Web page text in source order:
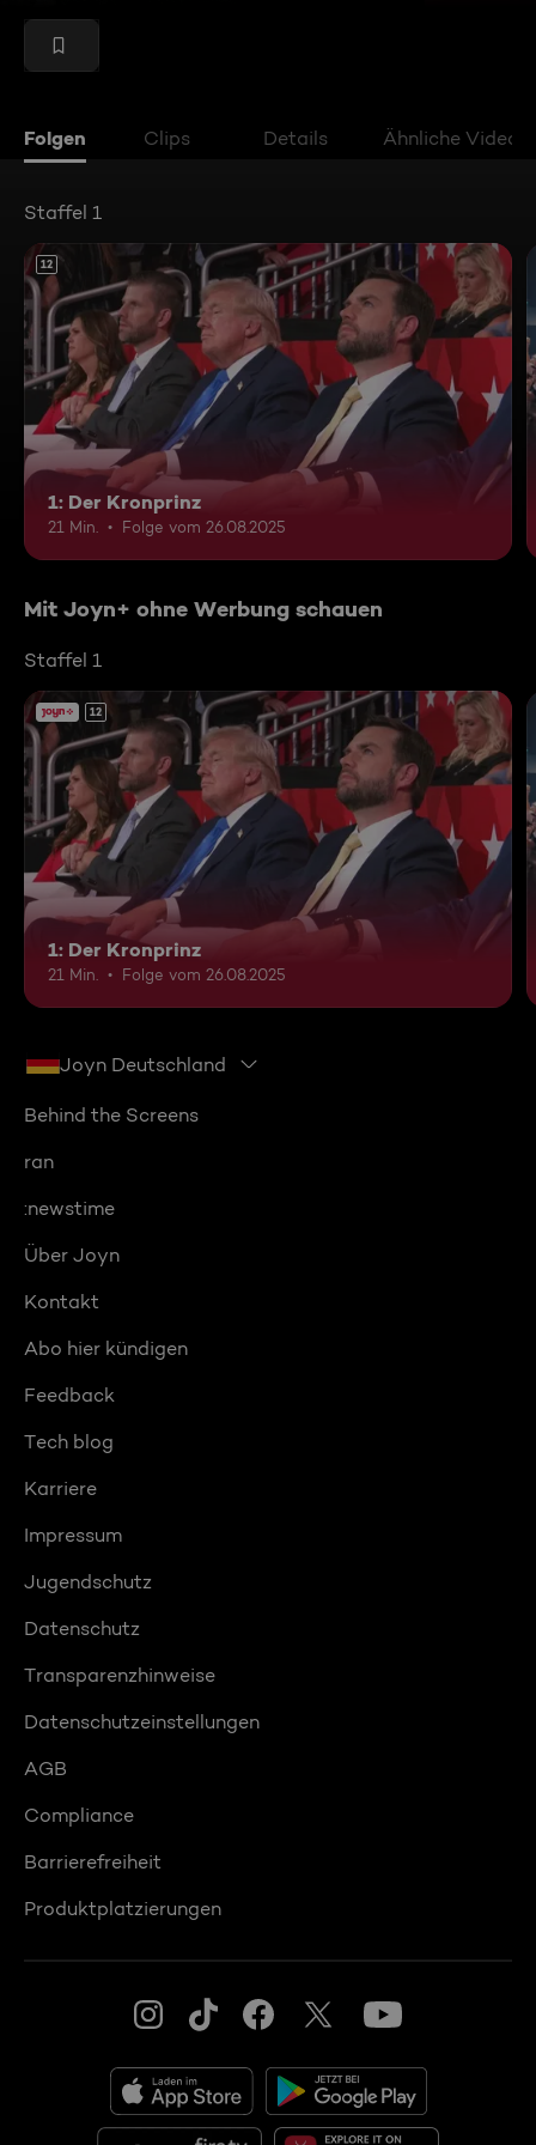
Folgen Clips Details Ähnliche Videos
Staffel 1
12
1: Der Kronprinz
21 Min. Folge vom 26.08.2025
Mit Joyn+ ohne Werbung schauen
Staffel 1
12
1: Der Kronprinz
21 Min. Folge vom 26.08.2025
Joyn Deutschland
Behind the Screens
ran
:newstime
Über Joyn
Kontakt
Abo hier kündigen
Feedback
Tech blog
Karriere
Impressum
Jugendschutz
Datenschutz
Transparenzhinweise
Datenschutzeinstellungen
AGB
Compliance
Barrierefreiheit
Produktplatzierungen